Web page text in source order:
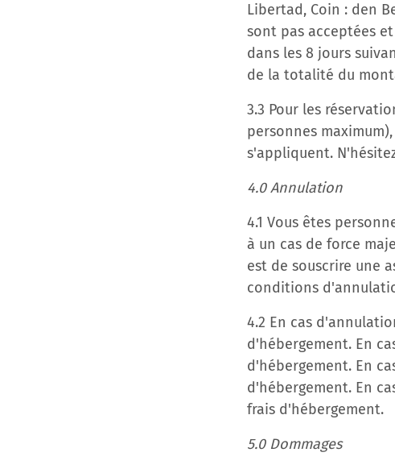
Libertad, Coin : den
sont pas acceptées
dans les 8 jours
de la totalité du
3.3 Pour les
personnes
s'appliquent.
4.0 Annulation
4.1 Vous êtes
à un cas de force
est de souscrire une
conditions
4.2 En cas
d'hébergement. En
d'hébergement. En
d'hébergement. En
frais d'hébergement.
5.0 Dommages